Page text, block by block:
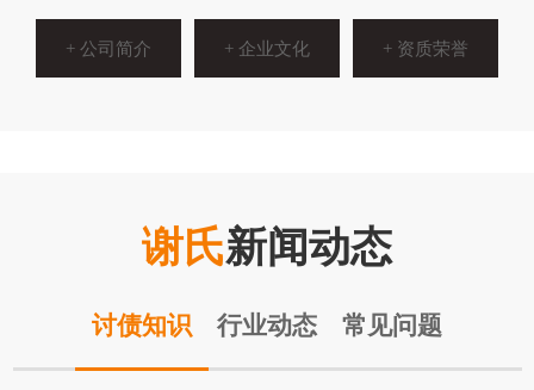
+ 公司简介 + 企业文化 + 资质荣誉
谢氏新闻动态
讨债知识 行业动态 常见问题